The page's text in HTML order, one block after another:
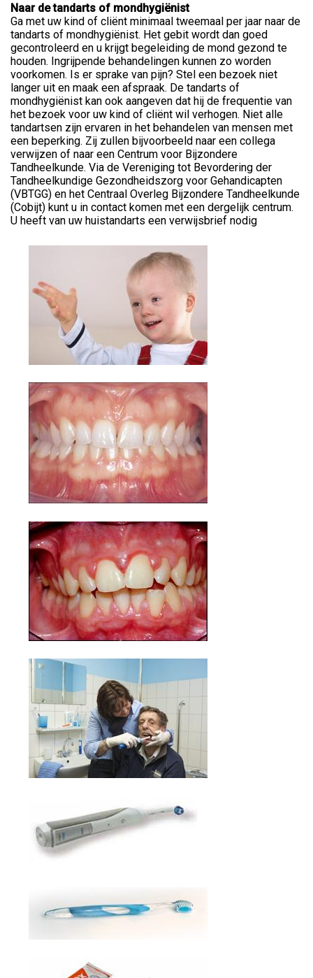
Naar de tandarts of mondhygiënist
Ga met uw kind of cliënt minimaal tweemaal per jaar naar de
tandarts of mondhygiënist. Het gebit wordt dan goed
gecontroleerd en u krijgt begeleiding de mond gezond te
houden. Ingrijpende behandelingen kunnen zo worden
voorkomen. Is er sprake van pijn? Stel een bezoek niet
langer uit en maak een afspraak. De tandarts of
mondhygiënist kan ook aangeven dat hij de frequentie van
het bezoek voor uw kind of cliënt wil verhogen. Niet alle
tandartsen zijn ervaren in het behandelen van mensen met
een beperking. Zij zullen bijvoorbeeld naar een collega
verwijzen of naar een Centrum voor Bijzondere
Tandheelkunde. Via de Vereniging tot Bevordering der
Tandheelkundige Gezondheidszorg voor Gehandicapten
(VBTGG) en het Centraal Overleg Bijzondere Tandheelkunde
(Cobijt) kunt u in contact komen met een dergelijk centrum.
U heeft van uw huistandarts een verwijsbrief nodig